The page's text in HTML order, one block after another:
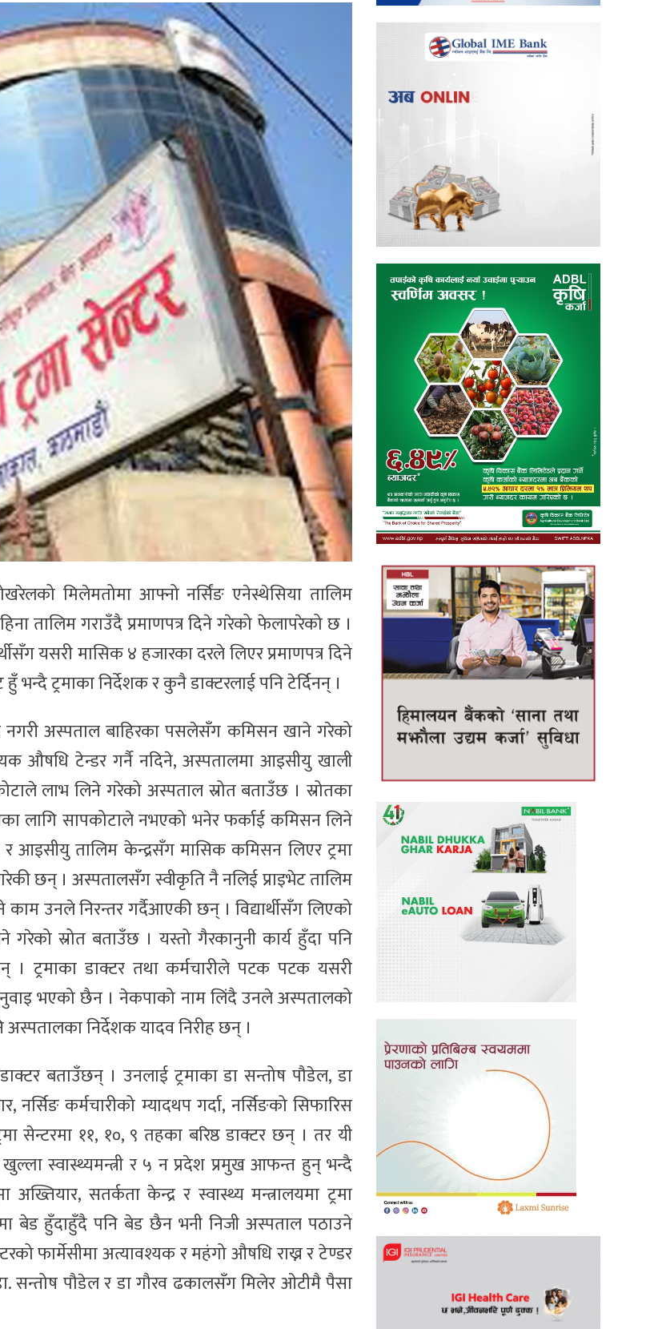
मिलेमतोमा आफ्नो नर्सिंङ एनेस्थेसिया तालिम
तालिम गराउँदै प्रमाणपत्र दिने गरेको फेलापरेको छ ।
यसरी मासिक ४ हजारका दरले लिएर प्रमाणपत्र दिने
ट्रमाका निर्देशक र कुनै डाक्टरलाई पनि टेर्दिनन् ।
नगरी अस्पताल बाहिरका पसलेसँग कमिसन खाने गरेको
औषधि टेन्डर गर्नै नदिने, अस्पतालमा आइसीयु खाली
लाभ लिने गरेको अस्पताल स्रोत बताउँछ । स्रोतका
लागि सापकोटाले नभएको भनेर फर्काई कमिसन लिने
आइसीयु तालिम केन्द्रसँग मासिक कमिसन लिएर ट्रमा
गरेकी छन् । अस्पतालसँग स्वीकृति नै नलिई प्राइभेट तालिम
काम उनले निरन्तर गर्दैआएकी छन् । विद्यार्थीसँग लिएको
स्रोत बताउँछ । यस्तो गैरकानुनी कार्य हुँदा पनि
। ट्रमाका डाक्टर तथा कर्मचारीले पटक पटक यसरी
भएको छैन । नेकपाको नाम लिंदै उनले अस्पतालको
अस्पतालका निर्देशक यादव निरीह छन् ।
बताउँछन् । उनलाई ट्रमाका डा सन्तोष पौडेल, डा
कर्मचारीको म्यादथप गर्दा, नर्सिङको सिफारिस
सेन्टरमा ११, १०, ९ तहका बरिष्ठ डाक्टर छन् । तर यी
स्वास्थ्यमन्त्री र ५ न प्रदेश प्रमुख आफन्त हुन् भन्दै
सतर्कता केन्द्र र स्वास्थ्य मन्त्रालयमा ट्रमा
बेड हुँदाहुँदै पनि बेड छैन भनी निजी अस्पताल पठाउने
फार्मेसीमा अत्यावश्यक र महंगो औषधि राख्न र टेण्डर
सन्तोष पौडेल र डा गौरव ढकालसँग मिलेर ओटीमै पैसा